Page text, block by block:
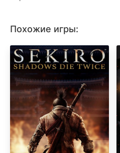
Похожие игры: